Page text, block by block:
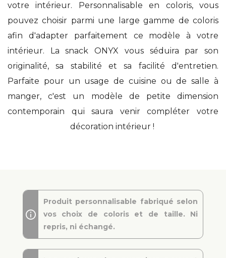
votre intérieur. Personnalisable en coloris, vous
pouvez choisir parmi une large gamme de coloris
afin d'adapter parfaitement ce modèle à votre
intérieur. La snack ONYX vous séduira par son
originalité, sa stabilité et sa facilité d'entretien.
Parfaite pour un usage de cuisine ou de salle à
manger, c'est un modèle de petite dimension
contemporain qui saura venir compléter votre
décoration intérieur !
Produit personnalisable fabriqué selon
vos choix de coloris et de taille. Ni
repris, ni échangé.